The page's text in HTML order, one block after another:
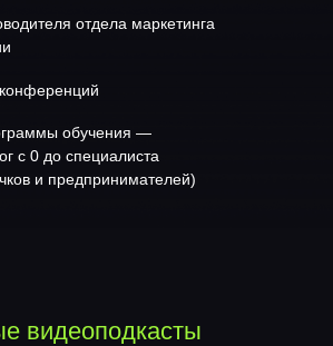
отдела маркетинга
обучения —
с 0 до специалиста
и предпринимателей)
видеоподкасты